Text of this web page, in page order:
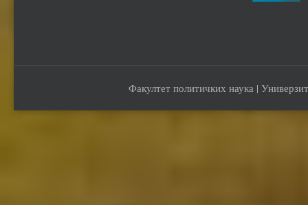
Факултет политичких наука |